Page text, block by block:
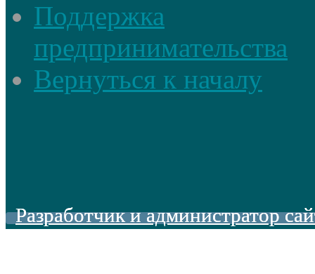
Поддержка
предпринимательства
Вернуться к началу
Разработчик и администратор